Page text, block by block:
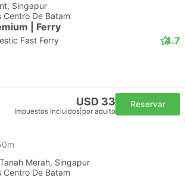
Singapur
Centro De Batam
| Ferry
Fast Ferry 4.7
USD 33
Impuestos incluidos por adulto
Reservar
Merah, Singapur
Centro De Batam